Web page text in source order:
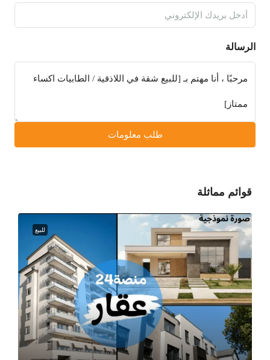
الرسالة
طلب معلومات
قوائم مماثلة
للبيع